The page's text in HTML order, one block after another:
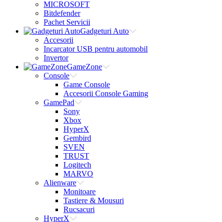
MICROSOFT
Bitdefender
Pachet Servicii
Gadgeturi Auto
Accesorii
Incarcator USB pentru automobil
Invertor
GameZone
Console
Game Console
Accesorii Console Gaming
GamePad
Sony
Xbox
HyperX
Gembird
SVEN
TRUST
Logitech
MARVO
Alienware
Monitoare
Tastiere & Mousuri
Rucsacuri
HyperX